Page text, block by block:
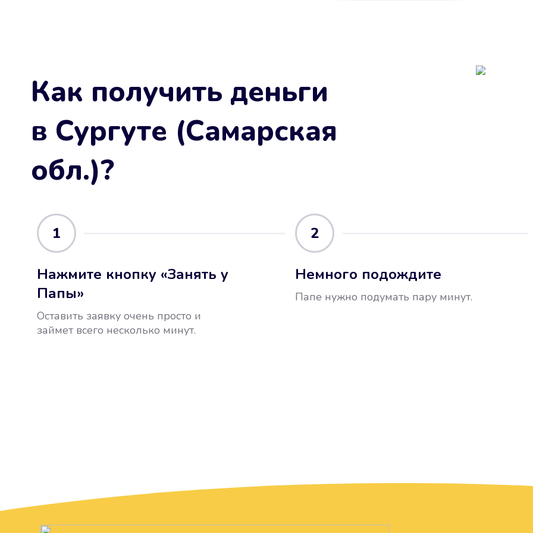
Как получить деньги
в Сургуте (Самарская
обл.)?
1
Нажмите кнопку «Занять у
Папы»
Оставить заявку очень просто и
займет всего несколько минут.
2
Немного подождите
Папе нужно подумать пару минут.